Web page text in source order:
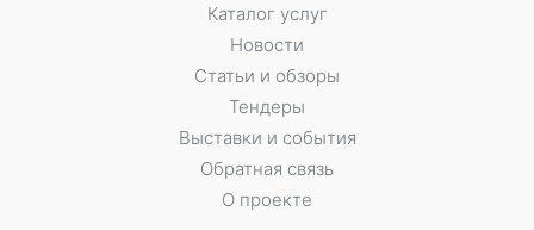
Каталог услуг
Новости
Статьи и обзоры
Тендеры
Выставки и события
Обратная связь
О проекте